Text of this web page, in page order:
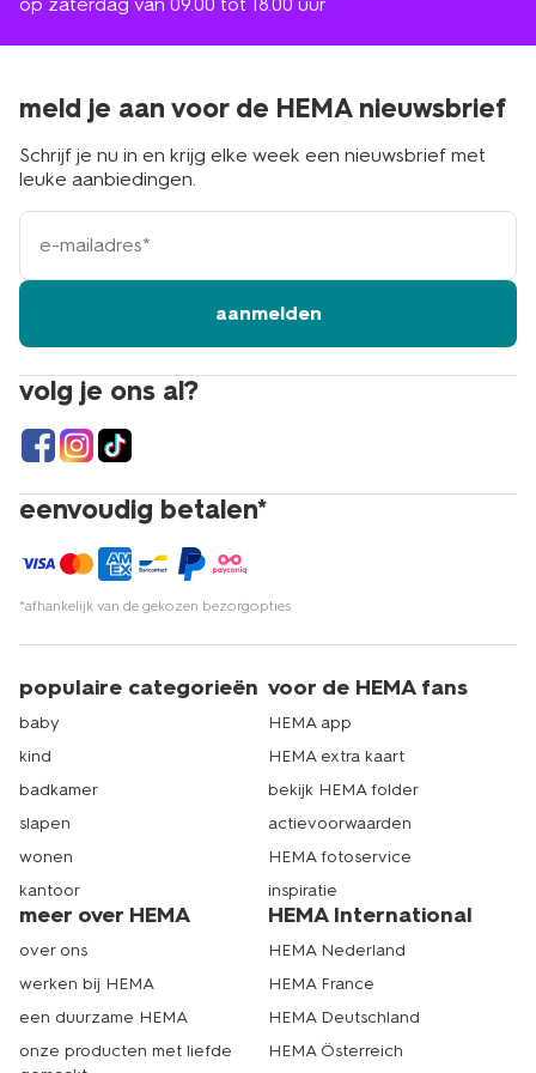
volg je ons al?
eenvoudig betalen*
*afhankelijk van de gekozen bezorgopties
meld je aan voor de HEMA nieuwsbrief
Schrijf je nu in en krijg elke week een nieuwsbrief met
leuke aanbiedingen.
e-
mailadres
aanmelden
populaire categorieën
baby
kind
badkamer
slapen
wonen
kantoor
voor de HEMA fans
HEMA app
HEMA extra kaart
bekijk HEMA folder
actievoorwaarden
HEMA fotoservice
inspiratie
meer over HEMA
over ons
werken bij HEMA
een duurzame HEMA
onze producten met liefde
HEMA International
HEMA Nederland
HEMA France
HEMA Deutschland
HEMA Österreich